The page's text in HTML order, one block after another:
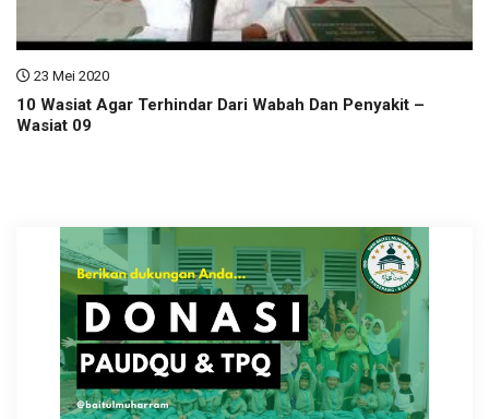
23 Mei 2020
10 Wasiat Agar Terhindar Dari Wabah Dan Penyakit –
Wasiat 09